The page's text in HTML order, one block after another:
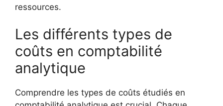
ressources.
Les différents types de
coûts en comptabilité
analytique
Comprendre les types de coûts étudiés en